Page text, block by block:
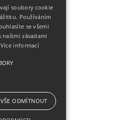
soubory cookie
Používáním
se všemi
zásadami
Více informací
VŠE ODMÍTNOUT